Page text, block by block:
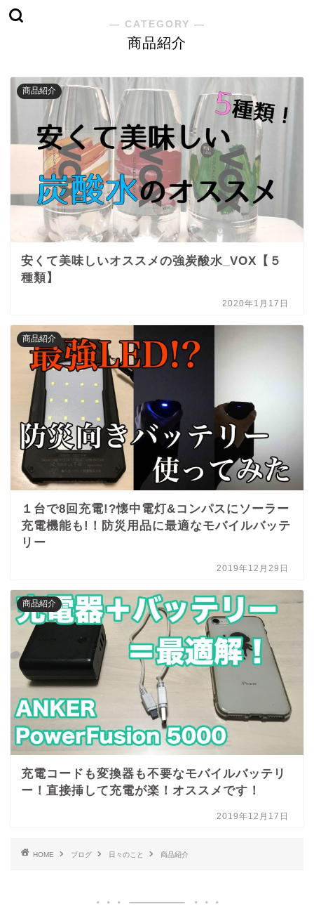
― CATEGORY ―
商品紹介
商品紹介
安くて美味しいオススメの強炭酸水_VOX【５
種類】
2020年1月17日
商品紹介
１台で8回充電!?懐中電灯&コンパスにソーラー
充電機能も!！防災用品に最適なモバイルバッテ
リー
2019年12月29日
商品紹介
充電コードも変換器も不要なモバイルバッテリ
ー！直接挿して充電が楽！オススメです！
2019年12月17日
HOME ブログ 日々のこと 商品紹介